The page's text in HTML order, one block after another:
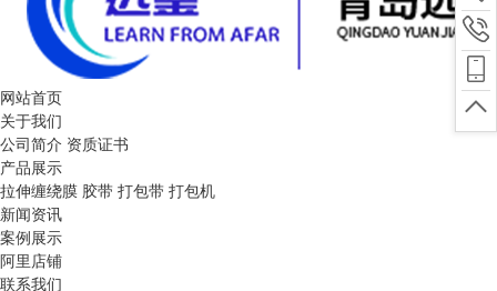
网站首页
关于我们
公司简介 资质证书
产品展示
拉伸缠绕膜 胶带 打包带 打包机
新闻资讯
案例展示
阿里店铺
联系我们